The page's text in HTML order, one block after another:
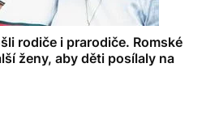
rodiče i prarodiče. Romské
ženy, aby děti posílaly na